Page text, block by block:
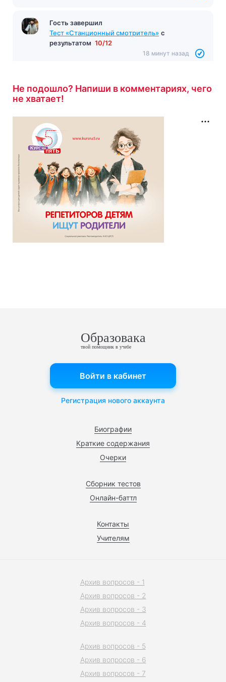
Гость завершил
Тест «Станционный смотритель» с
результатом 10/12
18 минут назад
Не подошло? Напиши в комментариях, чего
не хватает!
Образовака
твой помощник в учебе
Биографии
Краткие содержания
Очерки
Сборник тестов
Онлайн-баттл
Контакты
Учителям
Войти в кабинет
Регистрация нового аккаунта
Архив вопросов - 1
Архив вопросов - 2
Архив вопросов - 3
Архив вопросов - 4
Архив вопросов - 5
Архив вопросов - 6
Архив вопросов - 7